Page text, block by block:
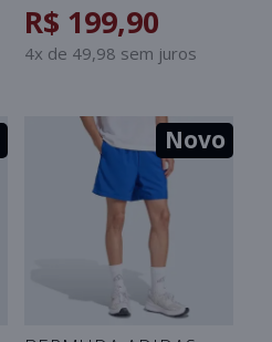
CINZA/PRETO
R$ 199,90
4x de 49,98 sem juros
Novo